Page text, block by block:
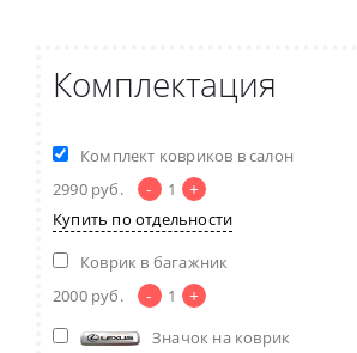
Комплектация
Комплект ковриков в салон
2990 руб. - 1 +
Купить по отдельности
Коврик в багажник
2000 руб. - 1 +
Значок на коврик